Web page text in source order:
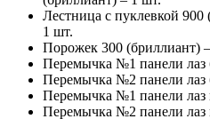
Лестница с пуклевкой 900
1 шт.
Порожек 300 (бриллиант)
Перемычка №1 панели лаз
Перемычка №2 панели лаз
Перемычка №1 панели лаз
Перемычка №2 панели лаз